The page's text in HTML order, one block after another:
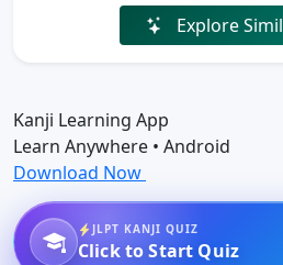
Explore
Kanji Learning App
Learn Anywhere • Android
Download Now
JLPT KANJI QUIZ
Click to Start Quiz